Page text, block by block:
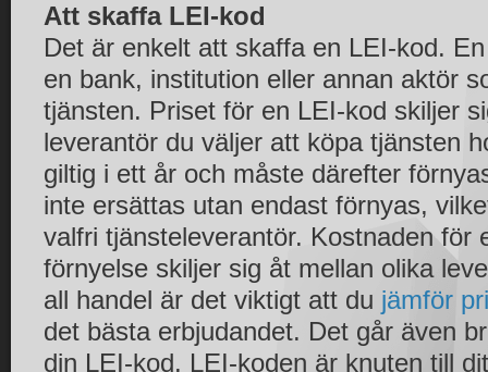
Att skaffa LEI-kod
Det är enkelt att skaffa en LEI-kod.
en bank, institution eller annan aktör
tjänsten. Priset för en LEI-kod skiljer
leverantör du väljer att köpa tjänsten
giltig i ett år och måste därefter
inte ersättas utan endast förnyas,
valfri tjänsteleverantör. Kostnaden för
förnyelse skiljer sig åt mellan olika
all handel är det viktigt att du jämför
det bästa erbjudandet. Det går även
din LEI-kod. LEI-koden är knuten till